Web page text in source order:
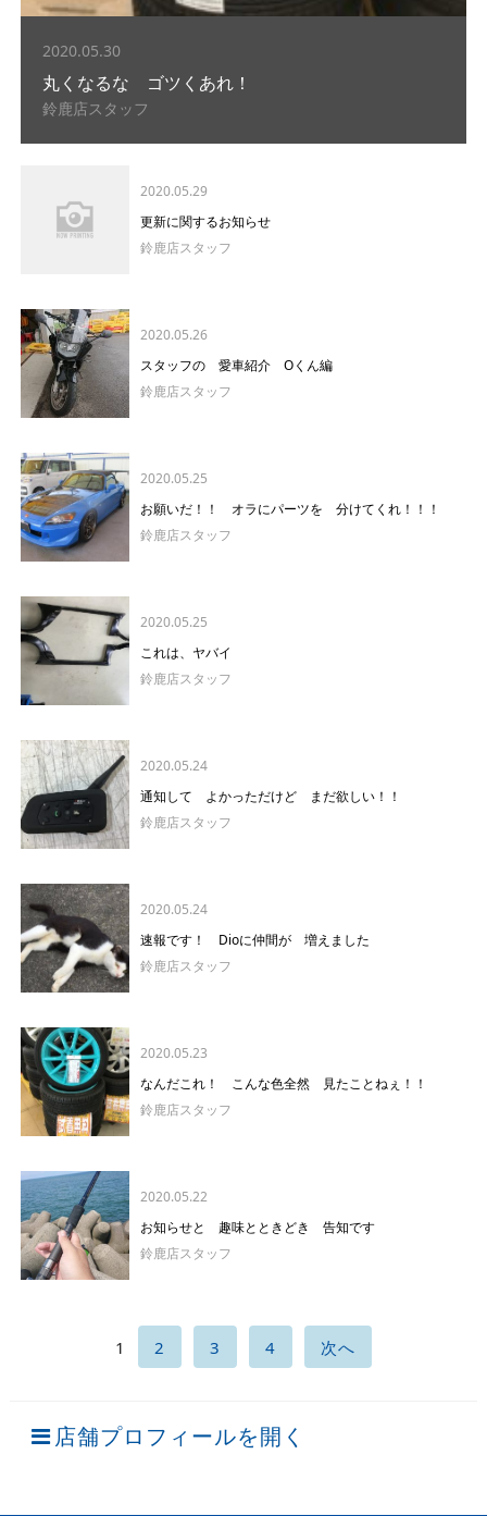
2020.05.30
丸くなるな ゴツくあれ！
鈴鹿店スタッフ
2020.05.29
更新に関するお知らせ
鈴鹿店スタッフ
2020.05.26
スタッフの 愛車紹介 Oくん編
鈴鹿店スタッフ
2020.05.25
お願いだ！！ オラにパーツを 分けてくれ！！！
鈴鹿店スタッフ
2020.05.25
これは、ヤバイ
鈴鹿店スタッフ
2020.05.24
通知して よかっただけど まだ欲しい！！
鈴鹿店スタッフ
2020.05.24
速報です！ Dioに仲間が 増えました
鈴鹿店スタッフ
2020.05.23
なんだこれ！ こんな色全然 見たことねぇ！！
鈴鹿店スタッフ
2020.05.22
お知らせと 趣味とときどき 告知です
鈴鹿店スタッフ
1 2 3 4 次へ
店舗プロフィールを開く